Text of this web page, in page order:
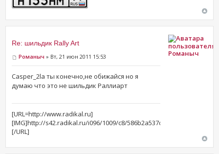
Re: шильдик Rally Art
Романыч » Вт, 21 июн 2011 15:53
Casper_2la ты конечно,не обижайся но я
думаю что это не шильдик Раллиарт
[URL=http://www.radikal.ru]
[IMG]http://s42.radikal.ru/i096/1009/c8/586b2a537d3d.jpg[/IMG]
[/URL]
Романыч